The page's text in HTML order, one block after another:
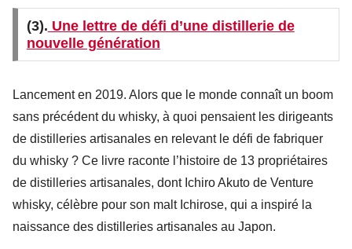
(3). Une lettre de défi d’une distillerie de
nouvelle génération
Lancement en 2019. Alors que le monde connaît un boom
sans précédent du whisky, à quoi pensaient les dirigeants
de distilleries artisanales en relevant le défi de fabriquer
du whisky ? Ce livre raconte l’histoire de 13 propriétaires
de distilleries artisanales, dont Ichiro Akuto de Venture
whisky, célèbre pour son malt Ichirose, qui a inspiré la
naissance des distilleries artisanales au Japon.